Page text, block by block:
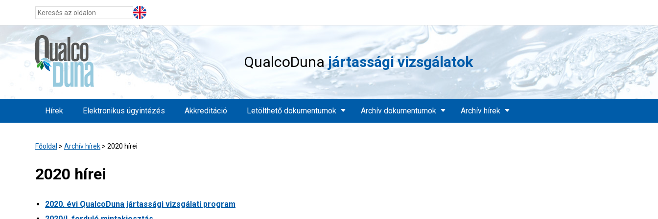
QualcoDunajártassági vizsgálatok
Hírek Elektronikus ügyintézés Akkreditáció Letölthető dokumentumok Archív dokumentumok Archív hírek
Főoldal > Archív hírek > 2020 hírei
2020 hírei
2020. évi QualcoDuna jártassági vizsgálati program